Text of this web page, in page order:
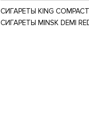
СИГАРЕТЫ KING
СИГАРЕТЫ MINSK DEMI